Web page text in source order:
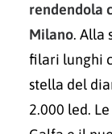
rendendola
Milano. Alla
filari lunghi
stella del
2.000 led.